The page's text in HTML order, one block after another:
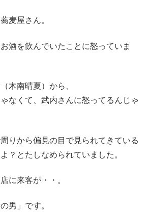
麦屋さん。
酒を飲んでいたことに怒っていま
木南晴夏）から、
なくて、武内さんに怒ってるんじゃ
りから偏見の目で見られてきている
？とたしなめられていました。
に来客が・・。
男」です。